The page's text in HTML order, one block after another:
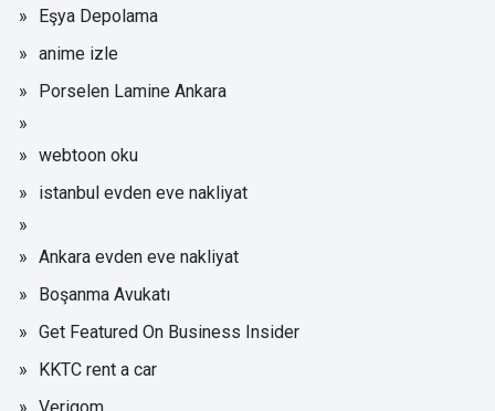
Eşya Depolama
anime izle
Porselen Lamine Ankara
webtoon oku
istanbul evden eve nakliyat
Ankara evden eve nakliyat
Boşanma Avukatı
Get Featured On Business Insider
KKTC rent a car